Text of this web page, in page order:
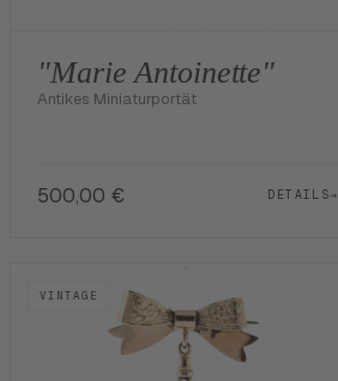
"Marie Antoinette"
Antikes Miniaturportät
500,00 € DETAILS→
VINTAGE